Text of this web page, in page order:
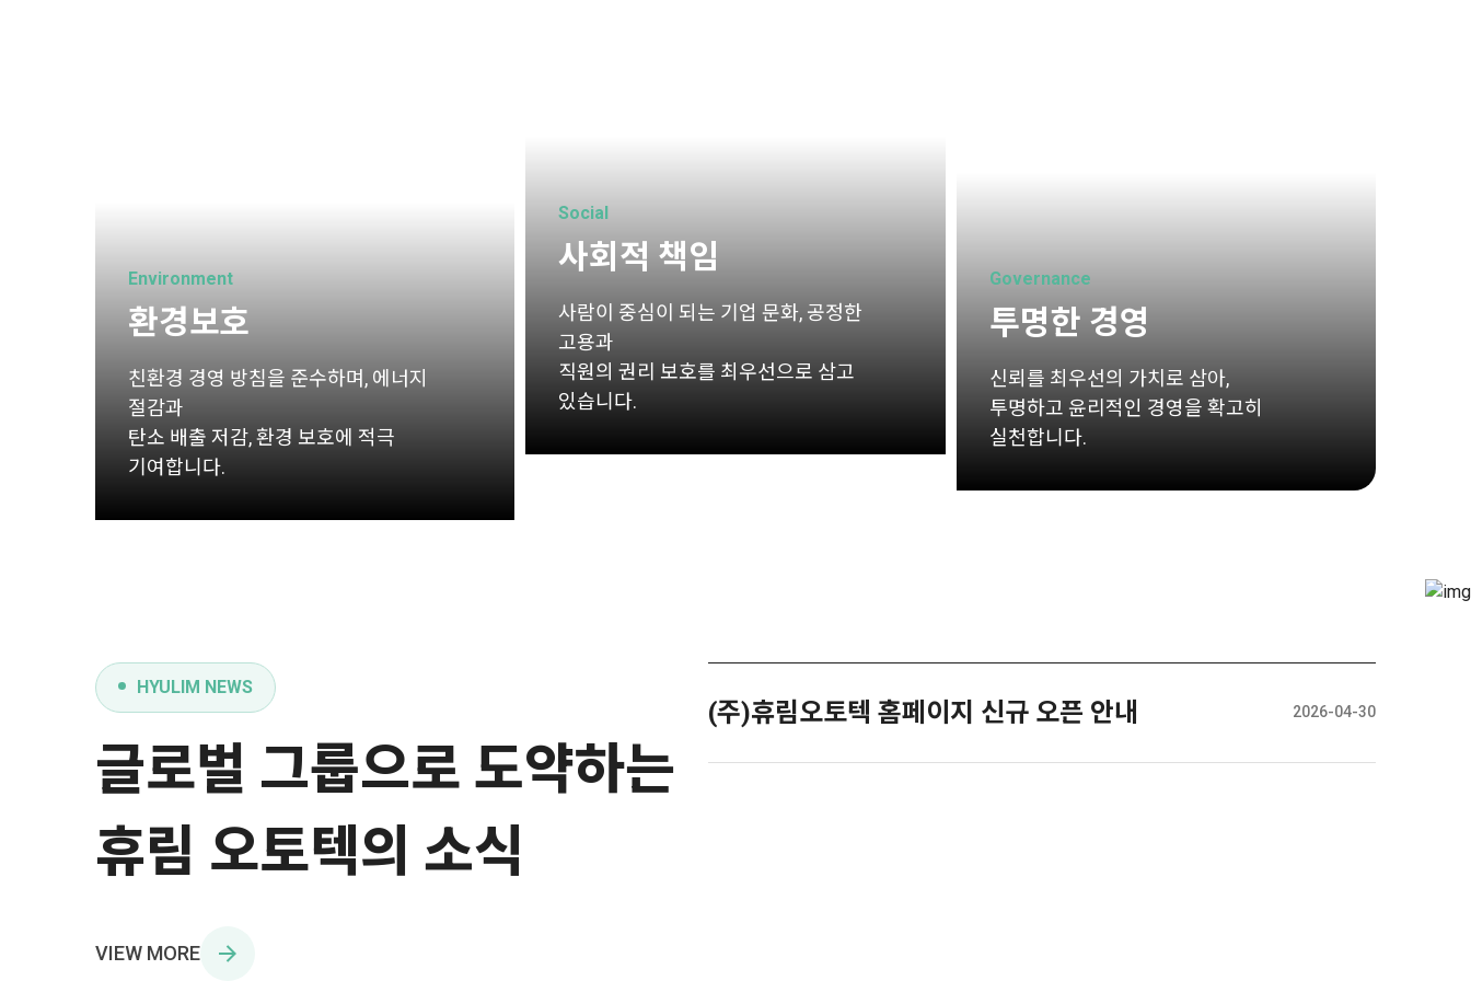
Environment
환경보호
친환경 경영 방침을 준수하며, 에너지
절감과
탄소 배출 저감, 환경 보호에 적극
기여합니다.
Social
사회적 책임
사람이 중심이 되는 기업 문화, 공정한
고용과
직원의 권리 보호를 최우선으로 삼고
있습니다.
Governance
투명한 경영
신뢰를 최우선의 가치로 삼아,
투명하고 윤리적인 경영을 확고히
실천합니다.
HYULIM NEWS
글로벌 그룹으로 도약하는
휴림 오토텍의 소식
VIEW MORE
(주)휴림오토텍 홈페이지 신규 오픈 안내 2026-04-30